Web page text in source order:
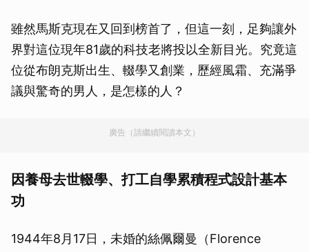
雖然馬斯克現在又回到榜首了，但這一刻，足夠讓外
界對這位現年81歲的科技老將投以全新目光。究竟這
位從布朗克斯出生、輟學又創業，歷經風霜、充滿爭
議與驚奇的男人，是怎樣的人？
廣告（請繼續閱讀本文）
因養母去世輟學、打工自學累積程式設計基本
功
1944年8月17日，未婚的絲佩爾曼（Florence